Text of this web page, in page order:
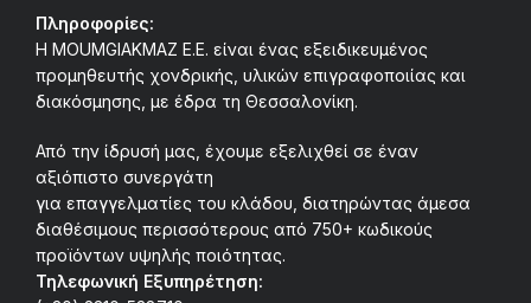
Πληροφορίες:
Η MOUMGIAKMAZ E.E. είναι ένας εξειδικευμένος
προμηθευτής χονδρικής, υλικών επιγραφοποιίας και
διακόσμησης, με έδρα τη Θεσσαλονίκη.
Από την ίδρυσή μας, έχουμε εξελιχθεί σε έναν
αξιόπιστο συνεργάτη
για επαγγελματίες του κλάδου, διατηρώντας άμεσα
διαθέσιμους περισσότερους από 750+ κωδικούς
προϊόντων υψηλής ποιότητας.
Τηλεφωνική Εξυπηρέτηση: